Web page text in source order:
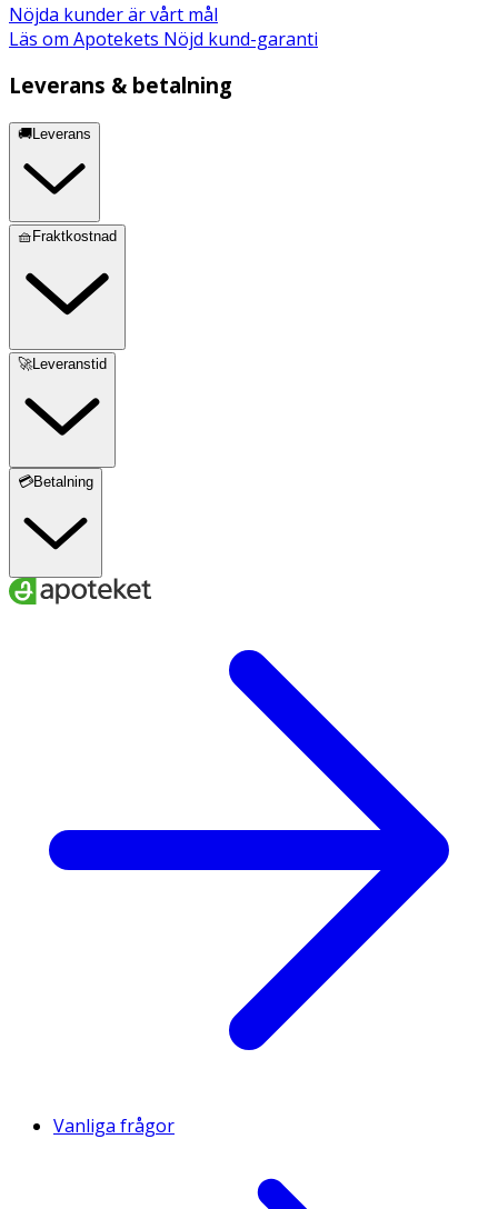
Nöjda kunder är vårt mål
Läs om Apotekets Nöjd kund-garanti
Leverans & betalning
🚚Leverans
🧺Fraktkostnad
🚀Leveranstid
💳Betalning
Vanliga frågor